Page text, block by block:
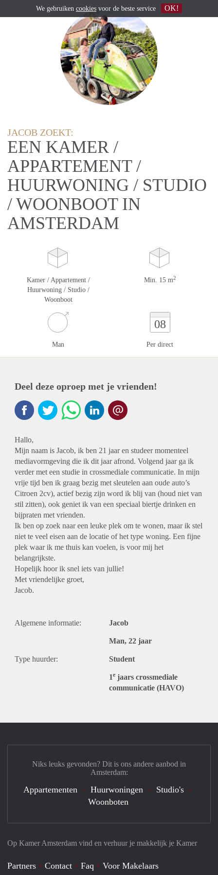
JACOB ZOEKT:
EEN KAMER /
APPARTEMENT /
HUURWONING / STUDIO
/ WOONBOOT IN
AMSTERDAM
Kamer / Appartement /
Huurwoning / Studio /
Woonboot
Min. 15 m2
Man
08
Per direct
Deel deze oproep met je vrienden!
Hallo,
Mijn naam is Jacob, ik ben 21 jaar en studeer momenteel
mediavormgeving die ik dit jaar afrond. Volgend jaar ga ik
verder met een studie in crossmediale communicatie. In mijn
vrije tijd ben ik graag bezig met sleutelen aan oude auto’s
Citroen 2cv), actief bezig zijn word ik blij van (houd niet van
stil zitten), ook geniet ik van een speciaal biertje drinken en
bijpraten met vrienden.
Ik ben op zoek naar een leuke plek om te wonen, maar ik stel
niet te veel eisen aan de locatie of het type woning. Een fijne
plek waar ik me thuis kan voelen, is voor mij het
belangrijkste.
Hopelijk hoor ik snel iets van jullie!
Met vriendelijke groet,
Jacob.
Algemene informatie: Jacob
Man, 22 jaar
Type huurder: Student
1e jaars crossmediale
communicatie (HAVO)
Op Kamer Amsterdam vind en verhuur je makkelijk je Kamer
Partners Contact Faq Voor Makelaars
Niks leuks gevonden? Dit is ons andere aanbod in
Amsterdam:
Appartementen Huurwoningen
Studio's
Woonboten
We gebruiken cookiesvoor de beste service OK!